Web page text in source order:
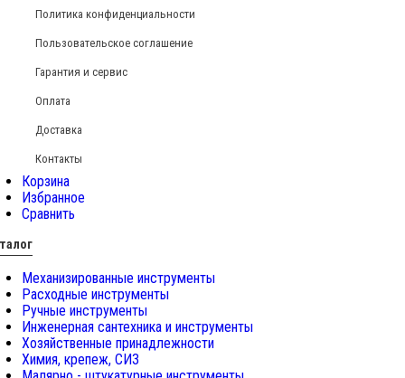
Политика конфиденциальности
Пользовательское соглашение
Гарантия и сервис
Оплата
Доставка
Контакты
Корзина
Избранное
Сравнить
Механизированные инструменты
Расходные инструменты
Ручные инструменты
Инженерная сантехника и инструменты
Хозяйственные принадлежности
Химия, крепеж, СИЗ